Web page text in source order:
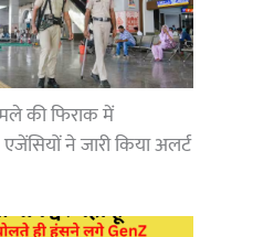
की फिराक में
ने जारी किया अलर्ट